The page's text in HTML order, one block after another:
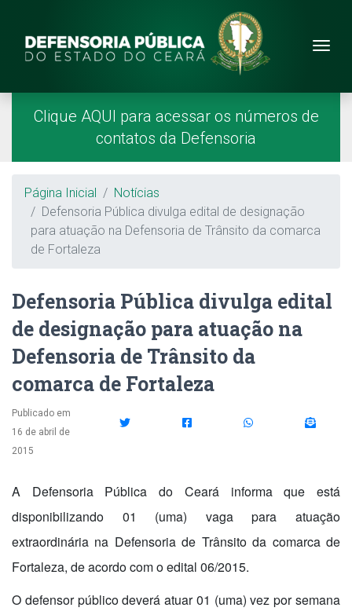
Site da Defensoria
Menu Principal
Página Inicial
Clique AQUI para acessar os números de
contatos da Defensoria
Breadcrumb
Página Inicial
Notícias
Defensoria Pública divulga edital de designação
para atuação na Defensoria de Trânsito da comarca
de Fortaleza
Defensoria Pública divulga edital
de designação para atuação na
Defensoria de Trânsito da
comarca de Fortaleza
Publicado em
16 de abril de
2015
A Defensoria Pública do Ceará informa que está
disponibilizando 01 (uma) vaga para atuação
extraordinária na Defensoria de Trânsito da comarca de
Fortaleza, de acordo com o edital 06/2015.
O defensor público deverá atuar 01 (uma) vez por semana